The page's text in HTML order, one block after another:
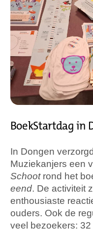
BoekStartdag in
In Dongen
Muziekanjers een
Schootrond het
eend. De activiteit
enthousiaste
ouders. Ook de
veel bezoekers: